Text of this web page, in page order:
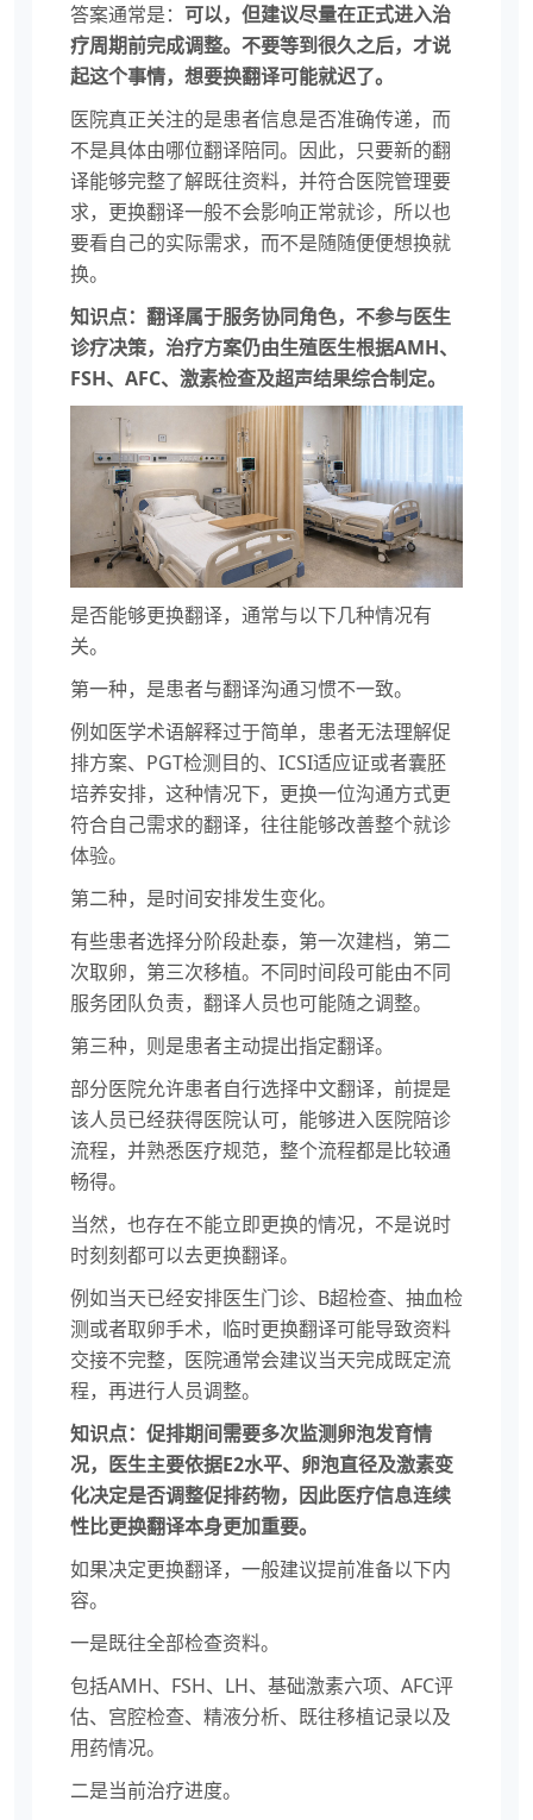
答案通常是： 可以，但建议尽量在正式进入治
疗周期前完成调整。不要等到很久之后，才说
起这个事情，想要换翻译可能就迟了。
医院真正关注的是患者信息是否准确传递，而
不是具体由哪位翻译陪同。因此，只要新的翻
译能够完整了解既往资料，并符合医院管理要
求，更换翻译一般不会影响正常就诊，所以也
要看自己的实际需求，而不是随随便便想换就
换。
知识点：翻译属于服务协同角色，不参与医生
诊疗决策，治疗方案仍由生殖医生根据AMH、
FSH、AFC、激素检查及超声结果综合制定。
是否能够更换翻译，通常与以下几种情况有
关。
第一种，是患者与翻译沟通习惯不一致。
例如医学术语解释过于简单，患者无法理解促
排方案、PGT检测目的、ICSI适应证或者囊胚
培养安排，这种情况下，更换一位沟通方式更
符合自己需求的翻译，往往能够改善整个就诊
体验。
第二种，是时间安排发生变化。
有些患者选择分阶段赴泰，第一次建档，第二
次取卵，第三次移植。不同时间段可能由不同
服务团队负责，翻译人员也可能随之调整。
第三种，则是患者主动提出指定翻译。
部分医院允许患者自行选择中文翻译，前提是
该人员已经获得医院认可，能够进入医院陪诊
流程，并熟悉医疗规范，整个流程都是比较通
畅得。
当然，也存在不能立即更换的情况，不是说时
时刻刻都可以去更换翻译。
例如当天已经安排医生门诊、B超检查、抽血检
测或者取卵手术，临时更换翻译可能导致资料
交接不完整，医院通常会建议当天完成既定流
程，再进行人员调整。
知识点：促排期间需要多次监测卵泡发育情
况，医生主要依据E2水平、卵泡直径及激素变
化决定是否调整促排药物，因此医疗信息连续
性比更换翻译本身更加重要。
如果决定更换翻译，一般建议提前准备以下内
容。
一是既往全部检查资料。
包括AMH、FSH、LH、基础激素六项、AFC评
估、宫腔检查、精液分析、既往移植记录以及
用药情况。
二是当前治疗进度。